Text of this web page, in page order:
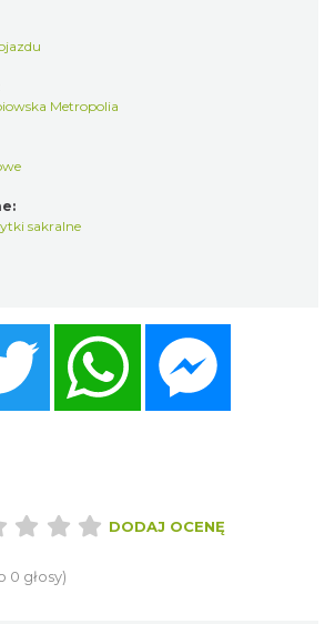
Metropolia
sakralne
Twitter WhatsApp
DODAJ OCENĘ
0 głosy)